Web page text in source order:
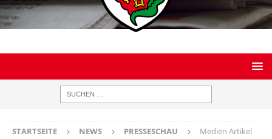
STARTSEITE NEWS PRESSESCHAU Medien Artikel